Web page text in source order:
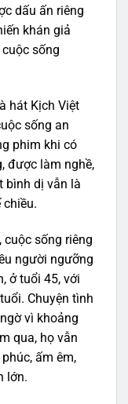
dấu ấn riêng
khán giả
sống
hát Kịch Việt
sống an
phim khi có
được làm nghề,
bình dị vẫn là
cuộc sống riêng
người ngưỡng
ở tuổi 45, với
Chuyện tình
vì khoảng
qua, họ vẫn
ấm êm,
lớn.